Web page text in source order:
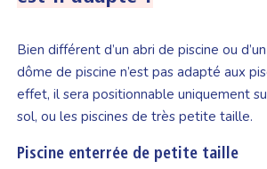
Bien différent d’un abri de piscine ou
dôme de piscine n’est pas adapté aux
effet, il sera positionnable uniquement
sol, ou les piscines de très petite taille.
Piscine enterrée de petite taille